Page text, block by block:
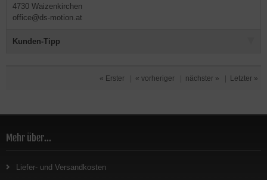
4730 Waizenkirchen
office@ds-motion.at
Kunden-Tipp
« Erster « vorheriger nächster » Letzter »
Mehr über...
Liefer- und Versandkosten